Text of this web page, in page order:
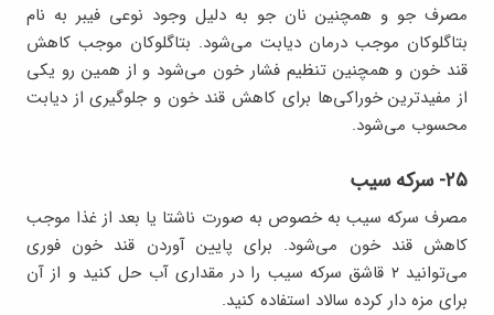
مصرف جو و همچنین نان جو به دلیل وجود نوعی فیبر به نام
بتاگلوکان موجب درمان دیابت می‌شود. بتاگلوکان موجب کاهش
قند خون و همچنین تنظیم فشار خون می‌شود و از همین رو یکی
از مفیدترین خوراکی‌ها برای کاهش قند خون و جلوگیری از دیابت
محسوب می‌شود.
۲۵- سرکه سیب
مصرف سرکه سیب به خصوص به صورت ناشتا یا بعد از غذا موجب
کاهش قند خون می‌شود. برای پایین آوردن قند خون فوری
می‌توانید ۲ قاشق سرکه سیب را در مقداری آب حل کنید و از آن
برای مزه دار کرده سالاد استفاده کنید.